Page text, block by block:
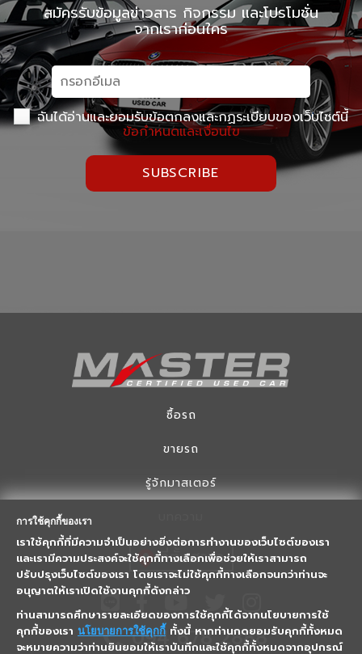
สมัครรับข้อมูลข่าวสาร กิจกรรม และโปรโมชั่น
จากเราก่อนใคร
ฉันได้อ่านและยอมรับข้อตกลงและกฏระเบียบของเว็บไซต์นี้
ข้อกำหนดและเงื่อนไข
SUBSCRIBE
ซื้อรถ
ขายรถ
รู้จักมาสเตอร์
ที่ตั้งสาขา
094 678 2888
การใช้คุกกี้ของเรา
เราใช้คุกกี้ที่มีความจำเป็นอย่างยิ่งต่อการทำงานของเว็บไซต์ของเรา
และเรามีความประสงค์จะใช้คุกกี้ทางเลือกเพื่อช่วยให้เราสามารถ
ปรับปรุงเว็บไซต์ของเรา โดยเราจะไม่ใช้คุกกี้ทางเลือกจนกว่าท่านจะ
อนุญาตให้เราเปิดใช้งานคุกกี้ดังกล่าว
ท่านสามารถศึกษารายละเอียดของการใช้คุกกี้ได้จากนโยบายการใช้
คุกกี้ของเรา นโยบายการใช้คุกกี้ ทั้งนี้ หากท่านกดยอมรับคุกกี้ทั้งหมด
จะหมายความว่าท่านยินยอมให้เราบันทึกและใช้คุกกี้ทั้งหมดจากอุปกรณ์